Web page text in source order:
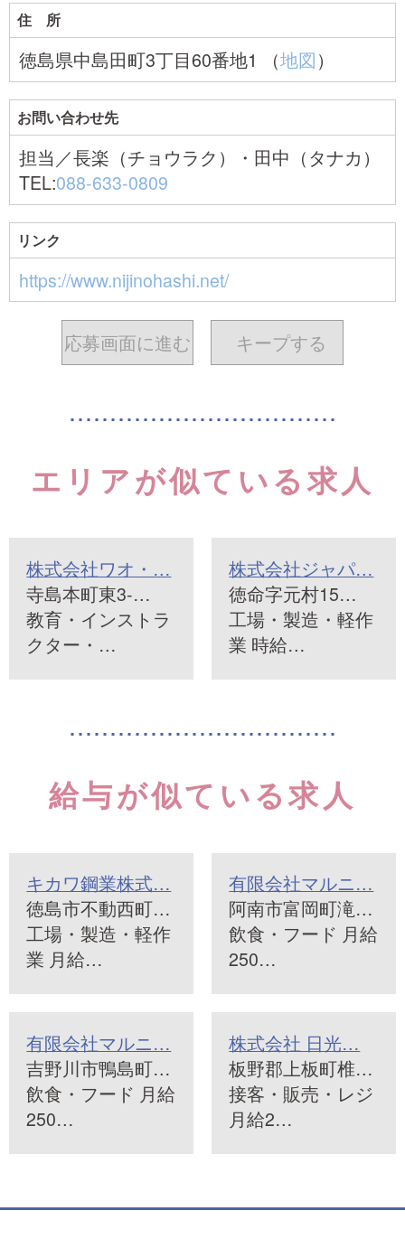
住 所
徳島県中島田町3丁目60番地1 （地図）
お問い合わせ先
担当／長楽（チョウラク）・田中（タナカ）
TEL:088-633-0809
リンク
https://www.nijinohashi.net/
応募画面に進む キープする
エリアが似ている求人
株式会社ワオ・…
寺島本町東3-…
教育・インストラ
クター・…
株式会社ジャパ…
徳命字元村15…
工場・製造・軽作
業 時給…
給与が似ている求人
キカワ鋼業株式…
徳島市不動西町…
工場・製造・軽作
業 月給…
有限会社マルニ…
阿南市富岡町滝…
飲食・フード 月給
250…
有限会社マルニ…
吉野川市鴨島町…
飲食・フード 月給
250…
株式会社 日光…
板野郡上板町椎…
接客・販売・レジ
月給2…